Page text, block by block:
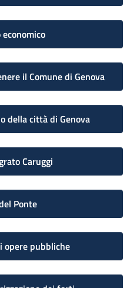
il Comune di Genova
della città di Genova
Caruggi
Ponte
opere pubbliche